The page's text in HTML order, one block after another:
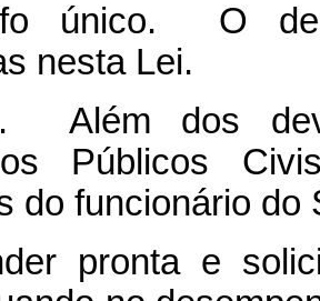
único. O
nesta Lei.
Além dos
Públicos
do funcionário do
pronta e